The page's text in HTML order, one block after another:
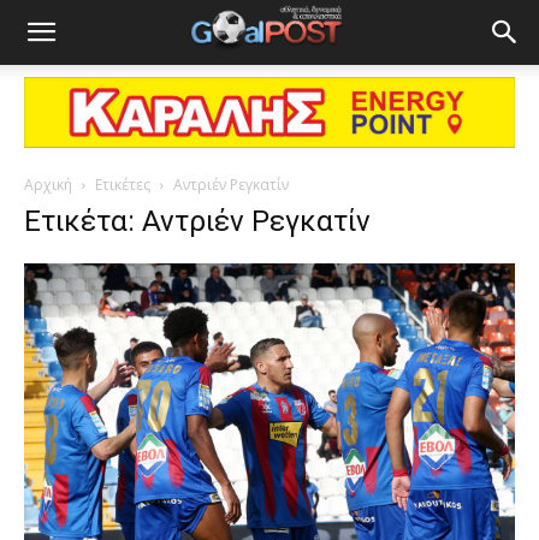
Αρχική Ετικέτες Αντριέν Ρεγκατίν
Ετικέτα: Αντριέν Ρεγκατίν